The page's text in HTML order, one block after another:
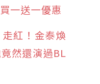
一送一優惠
紅！金泰煥
然還演過BL